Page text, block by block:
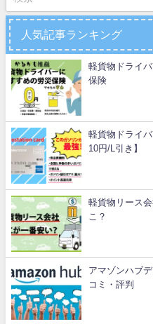
人気記事ランキング
軽貨物ドライ
保険
軽貨物ドライ
10円/L引き】
軽貨物リース
こ？
アマゾンハブ
コミ・評判